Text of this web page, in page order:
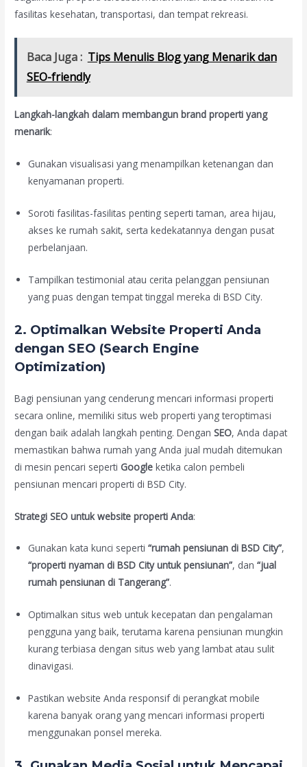
fasilitas kesehatan, transportasi, dan tempat rekreasi.
Baca Juga : Tips Menulis Blog yang Menarik dan
SEO-friendly
Langkah-langkah dalam membangun brand properti yang
menarik:
Gunakan visualisasi yang menampilkan ketenangan dan
kenyamanan properti.
Soroti fasilitas-fasilitas penting seperti taman, area hijau,
akses ke rumah sakit, serta kedekatannya dengan pusat
perbelanjaan.
Tampilkan testimonial atau cerita pelanggan pensiunan
yang puas dengan tempat tinggal mereka di BSD City.
2. Optimalkan Website Properti Anda
dengan SEO (Search Engine
Optimization)
Bagi pensiunan yang cenderung mencari informasi properti
secara online, memiliki situs web properti yang teroptimasi
dengan baik adalah langkah penting. DenganSEO, Anda dapat
memastikan bahwa rumah yang Anda jual mudah ditemukan
di mesin pencari seperti Google ketika calon pembeli
pensiunan mencari properti di BSD City.
Strategi SEO untuk website properti Anda:
Gunakan kata kunci seperti“rumah pensiunan di BSD City”,
“properti nyaman di BSD City untuk pensiunan”, dan“jual
rumah pensiunan di Tangerang”.
Optimalkan situs web untuk kecepatan dan pengalaman
pengguna yang baik, terutama karena pensiunan mungkin
kurang terbiasa dengan situs web yang lambat atau sulit
dinavigasi.
Pastikan website Anda responsif di perangkat mobile
karena banyak orang yang mencari informasi properti
menggunakan ponsel mereka.